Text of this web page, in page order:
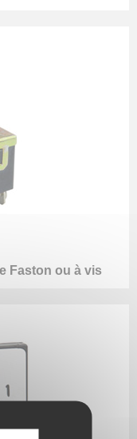
Faston ou à vis